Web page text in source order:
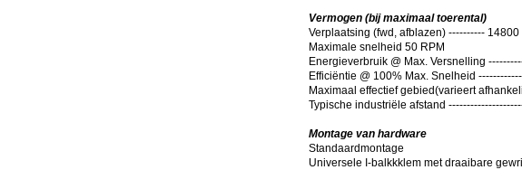
Vermogen (bij maximaal toerental)
Verplaatsing (fwd, afblazen) ----------
Maximale snelheid 50 RPM
Energieverbruik @ Max. Versnelling
Efficiëntie @ 100% Max. Snelheid
Maximaal effectief gebied(varieert
Typische industriële afstand
Montage van hardware
Standaardmontage
Universele I-balkkklem met draaibare